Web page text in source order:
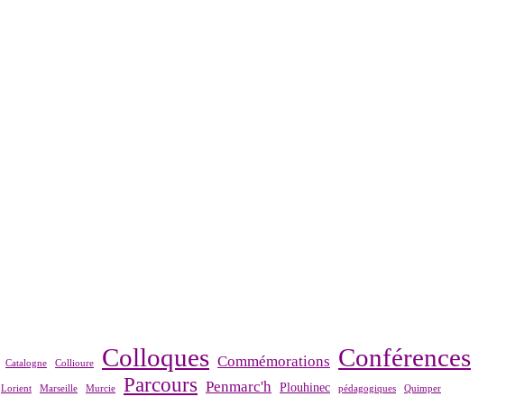
Catalogne Collioure Colloques Commémorations Conférences
Lorient Marseille Murcie Parcours Penmarc'h Plouhinec pédagogiques Quimper